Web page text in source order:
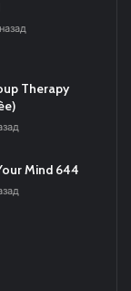
Therapy
Mind 644